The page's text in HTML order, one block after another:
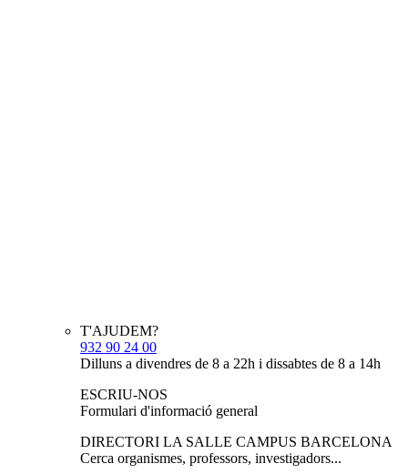
T'AJUDEM?
932 90 24 00
Dilluns a divendres de 8 a 22h i dissabtes de 8 a 14h
ESCRIU-NOS
Formulari d'informació general
DIRECTORI LA SALLE CAMPUS BARCELONA
Cerca organismes, professors, investigadors...